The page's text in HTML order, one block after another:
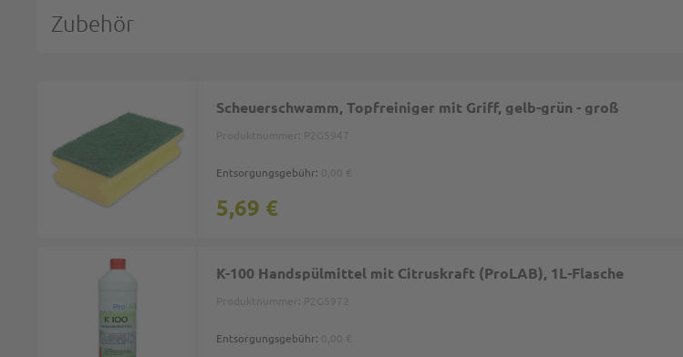
Zubehör
Scheuerschwamm, Topfreiniger mit Griff, gelb-grün - groß
Entsorgungsgebühr:
5,69 €
K-100 Handspülmittel mit Citruskraft (ProLAB), 1L-Flasche
Entsorgungsgebühr: